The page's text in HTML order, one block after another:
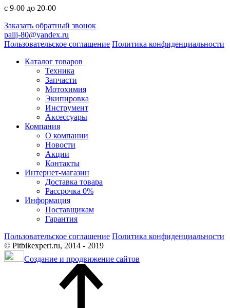
с 9-00 до 20-00
Заказать обратный звонок
palij-80@yandex.ru
Пользовательское соглашение Политика конфиденциальности
Каталог товаров
Техника
Запчасти
Мотохимия
Экипировка
Инструмент
Аксессуары
Компания
О компании
Новости
Акции
Контакты
Интернет-магазин
Доставка товара
Рассрочка 0%
Информация
Поставщикам
Гарантия
Пользовательское соглашение Политика конфиденциальности
© Pitbikexpert.ru, 2014 - 2019
Создание и продвижение сайтов